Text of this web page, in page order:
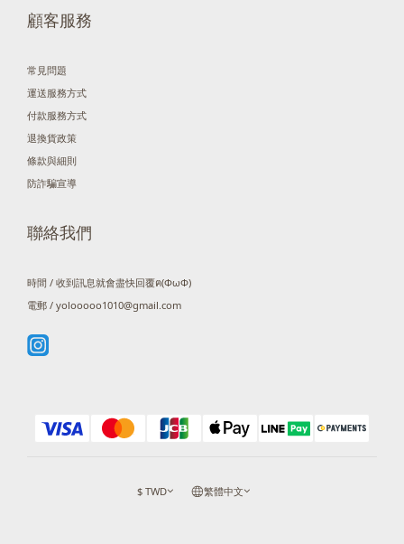
顧客服務
常見問題
運送服務方式
付款服務方式
退換貨政策
條款與細則
防詐騙宣導
聯絡我們
時間 / 收到訊息就會盡快回覆ฅ(ΦωΦ)
電郵 / yolooooo1010@gmail.com
$ TWD 繁體中文